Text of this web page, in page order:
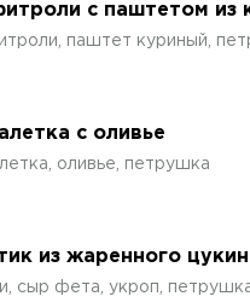
с паштетом из
паштет куриный,
с оливье
оливье, петрушка
из жаренного
сыр фета, укроп,